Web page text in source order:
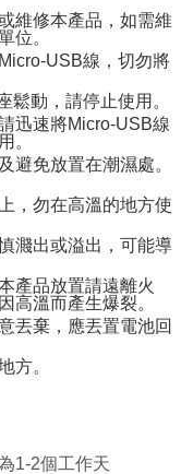
維修本產品，如需維
位。
USB線，切勿將
鬆動，請停止使用。
迅速將Micro-USB線
。
避免放置在潮濕處。
，勿在高溫的地方使
濺出或溢出，可能導
產品放置請遠離火
高溫而產生爆裂。
丟棄，應丟置電池回
方。
1-2個工作天